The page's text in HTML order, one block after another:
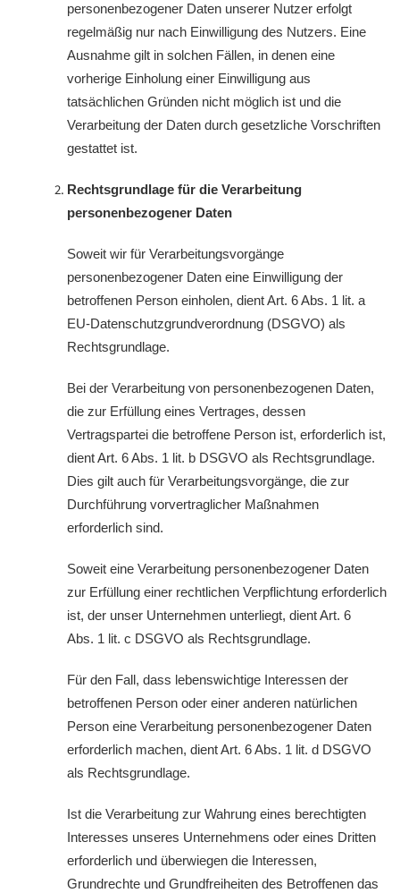
personenbezogener Daten unserer Nutzer erfolgt
regelmäßig nur nach Einwilligung des Nutzers. Eine
Ausnahme gilt in solchen Fällen, in denen eine
vorherige Einholung einer Einwilligung aus
tatsächlichen Gründen nicht möglich ist und die
Verarbeitung der Daten durch gesetzliche Vorschriften
gestattet ist.
Rechtsgrundlage für die Verarbeitung
personenbezogener Daten
Soweit wir für Verarbeitungsvorgänge
personenbezogener Daten eine Einwilligung der
betroffenen Person einholen, dient Art. 6 Abs. 1 lit. a
EU-Datenschutzgrundverordnung (DSGVO) als
Rechtsgrundlage.
Bei der Verarbeitung von personenbezogenen Daten,
die zur Erfüllung eines Vertrages, dessen
Vertragspartei die betroffene Person ist, erforderlich ist,
dient Art. 6 Abs. 1 lit. b DSGVO als Rechtsgrundlage.
Dies gilt auch für Verarbeitungsvorgänge, die zur
Durchführung vorvertraglicher Maßnahmen
erforderlich sind.
Soweit eine Verarbeitung personenbezogener Daten
zur Erfüllung einer rechtlichen Verpflichtung erforderlich
ist, der unser Unternehmen unterliegt, dient Art. 6
Abs. 1 lit. c DSGVO als Rechtsgrundlage.
Für den Fall, dass lebenswichtige Interessen der
betroffenen Person oder einer anderen natürlichen
Person eine Verarbeitung personenbezogener Daten
erforderlich machen, dient Art. 6 Abs. 1 lit. d DSGVO
als Rechtsgrundlage.
Ist die Verarbeitung zur Wahrung eines berechtigten
Interesses unseres Unternehmens oder eines Dritten
erforderlich und überwiegen die Interessen,
Grundrechte und Grundfreiheiten des Betroffenen das